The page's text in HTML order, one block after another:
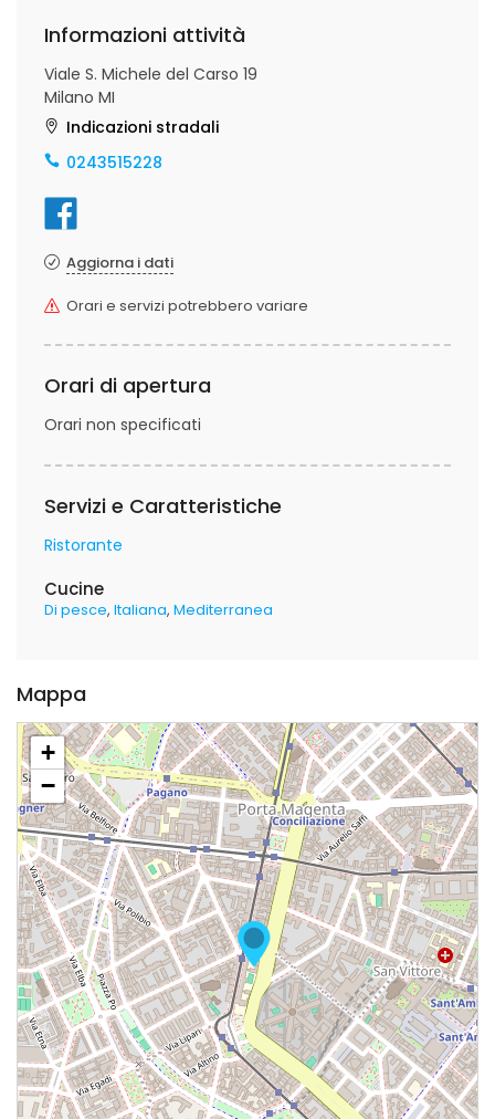
Informazioni attività
Viale S. Michele del Carso 19
Milano MI
Indicazioni stradali
0243515228
Aggiorna i dati
Orari e servizi potrebbero variare
Orari di apertura
Orari non specificati
Servizi e Caratteristiche
Ristorante
Cucine
Di pesce Italiana Mediterranea
Mappa
+
−